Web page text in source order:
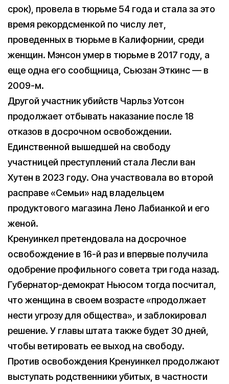
срок), провела в тюрьме 54 года и стала за это
время рекордсменкой по числу лет,
проведенных в тюрьме в Калифорнии, среди
женщин. Мэнсон умер в тюрьме в 2017 году, а
еще одна его сообщница, Сьюзан Эткинс — в
2009-м.
Другой участник убийств Чарльз Уотсон
продолжает отбывать наказание после 18
отказов в досрочном освобождении.
Единственной вышедшей на свободу
участницей преступлений стала Лесли ван
Хутен в 2023 году. Она участвовала во второй
расправе «Семьи» над владельцем
продуктового магазина Лено Лабианкой и его
женой.
Кренуинкел претендовала на досрочное
освобождение в 16-й раз и впервые получила
одобрение профильного совета три года назад.
Губернатор-демократ Ньюсом тогда посчитал,
что женщина в своем возрасте «продолжает
нести угрозу для общества», и заблокировал
решение. У главы штата также будет 30 дней,
чтобы ветировать ее выход на свободу.
Против освобождения Кренуинкел продолжают
выступать родственники убитых, в частности